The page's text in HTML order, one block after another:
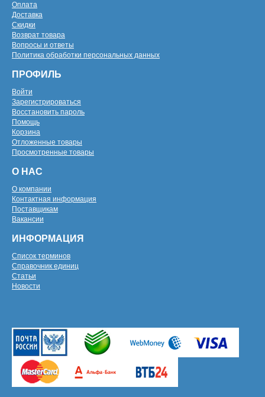
Оплата
Доставка
Скидки
Возврат товара
Вопросы и ответы
Политика обработки персональных данных
ПРОФИЛЬ
Войти
Зарегистрироваться
Восстановить пароль
Помощь
Корзина
Отложенные товары
Просмотренные товары
О НАС
О компании
Контактная информация
Поставщикам
Вакансии
ИНФОРМАЦИЯ
Список терминов
Справочник единиц
Статьи
Новости